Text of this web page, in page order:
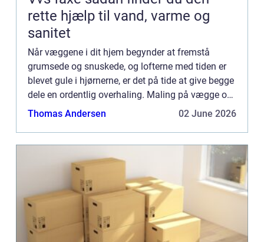
rette hjælp til vand, varme og
sanitet
Når væggene i dit hjem begynder at fremstå
grumsede og snuskede, og lofterne med tiden er
blevet gule i hjørnerne, er det på tide at give begge
dele en ordentlig overhaling. Maling på vægge og
i lofter skal med jævne mellemrum friskes op.
Thomas Andersen 02 June 2026